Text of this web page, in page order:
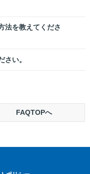
法を教えてくださ
さい。
FAQTOPへ